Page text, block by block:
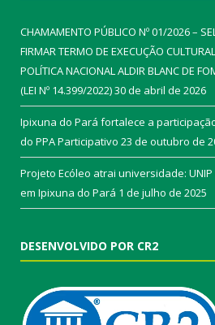
CHAMAMENTO PÚBLICO Nº 01/2026 –
FIRMAR TERMO DE EXECUÇÃO
POLÍTICA NACIONAL ALDIR BLANC DE
(LEI Nº 14.399/2022)30 de abril de 2026
Ipixuna do Pará fortalece a
do PPA Participativo 23 de outubro de
Projeto Ecóleo atrai universidade:
em Ipixuna do Pará 1 de julho de 2025
DESENVOLVIDO POR CR2